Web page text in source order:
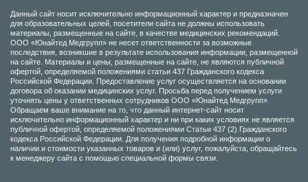
Данный сайт носит исключительно информационный характер и предназначен
для образовательных целей, посетители сайта не должны использовать
материалы, размещенные на сайте, в качестве медицинских рекомендаций.
ООО «Юнайтед Медгрупп» не несет ответственности за возможные
последствия, возникшие в результате использования информации, размещенной
на сайте. Материалы и цены, размещенные на сайте, не являются публичной
офертой, определяемой положениями статьи 437 Гражданского кодекса
Российской Федерации. Предоставление услуг осуществляется на основании
договора об оказании медицинских услуг. Просьба перед получением услуги
уточнять цены у ответственных сотрудников ООО «Юнайтед Медгрупп».
Обращаем ваше внимание на то, что данный интернет-сайт носит
исключительно информационный характер и ни при каких условиях не является
публичной офертой, определяемой положениями Статьи 437 (2) Гражданского
кодекса Российской Федерации. Для получения подробной информации о
наличии и стоимости указанных товаров и (или) услуг, пожалуйста, обращайтесь
к менеджеру сайта с помощью специальной формы связи.